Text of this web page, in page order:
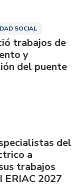
SOCIAL
trabajos de
y
del puente
del
a
trabajos
ERIAC 2027